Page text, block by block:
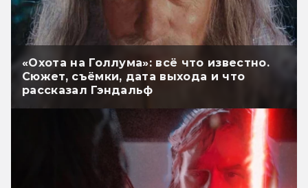
«Охота на Голлума»: всё что известно.
Сюжет, съёмки, дата выхода и что
рассказал Гэндальф